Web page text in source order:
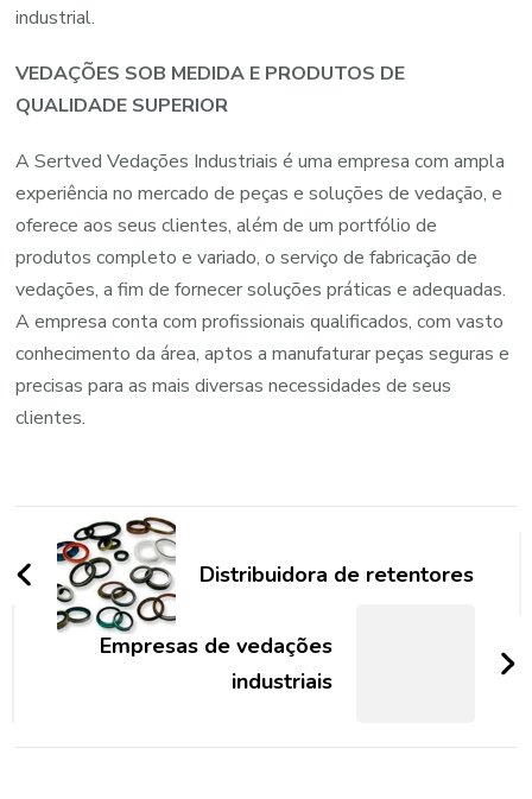
industrial.
VEDAÇÕES SOB MEDIDA E PRODUTOS DE
QUALIDADE SUPERIOR
A Sertved Vedações Industriais é uma empresa com ampla
experiência no mercado de peças e soluções de vedação, e
oferece aos seus clientes, além de um portfólio de
produtos completo e variado, o serviço de fabricação de
vedações, a fim de fornecer soluções práticas e adequadas.
A empresa conta com profissionais qualificados, com vasto
conhecimento da área, aptos a manufaturar peças seguras e
precisas para as mais diversas necessidades de seus
clientes.
Navegação
de
post
Distribuidora de retentores
Empresas de vedações
industriais